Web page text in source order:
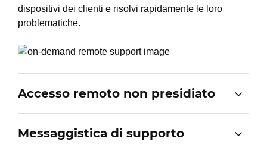
dispositivi dei clienti e risolvi rapidamente le loro
problematiche.
Accesso remoto non presidiato
Messaggistica di supporto